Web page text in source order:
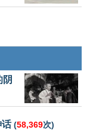
阴
话(58,369次)